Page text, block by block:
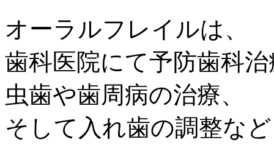
オーラルフレイルは、
歯科医院にて予防歯科
虫歯や歯周病の治療、
そして入れ歯の調整な